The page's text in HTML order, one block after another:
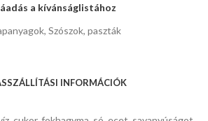
a kívánságlistához
, Szószok, paszták
SZÁLLÍTÁSI INFORMÁCIÓK